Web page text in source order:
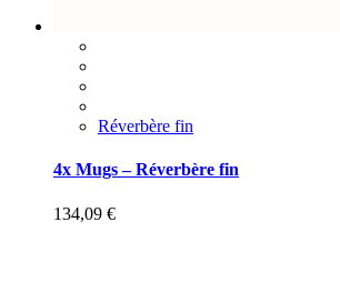
Réverbère fin
4x Mugs – Réverbère fin
134,09 €